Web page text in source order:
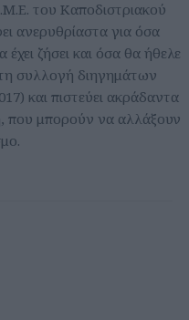
του Καποδιστριακού
ανερυθρίαστα για όσα
ζήσει και όσα θα ήθελε
συλλογή διηγημάτων
και πιστεύει ακράδαντα
που μπορούν να αλλάξουν